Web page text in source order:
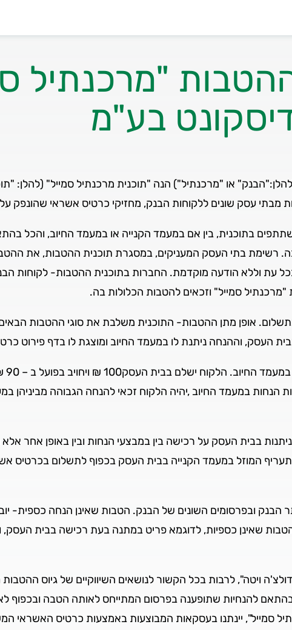
"מרכנתיל
בע"מ
או "מרכנתיל") הנה "תוכנית מרכנתיל סמייל" (להלן:
מבתי עסק שונים ללקוחות הבנק, מחזיקי כרטיס אשראי שהונפק על
בתוכנית, בין אם במעמד הקנייה או במעמד החיוב, והכל
רשימת בתי העסק המעניקים, במסגרת תוכנית ההטבות, את
עת וללא הודעה מוקדמת. החברות בתוכנית ההטבות- לקוחות
"מרכנתיל סמייל" וזכאים להטבות הכלולות בה.
אופן מתן ההטבות- התוכנית משלבת את סוגי ההטבות
העסק, וההנחה ניתנת לו במעמד החיוב ומוצגת לו בדף פירוט
הנחות במעמד החיוב ,יהיה הלקוח זכאי להנחה הגבוהה מביניהן
בבית העסק על רכישה בין במבצעי הנחות ובין באופן אחר
המוזל במעמד הקנייה בבית העסק בכפוף לתשלום בכרטיס
ובפרסומים השונים של הבנק. הטבות שאינן הנחה כספית-
שאינן כספיות, לדוגמא פריט במתנה בעת רכישה בבית
ויטה", לרבות בכל הקשור לנושאים השיווקיים של גיוס
להנחיות שתופענה בפרסום המתייחס לאותה הטבה ובכפוף
סמייל", יינתנו בעסקאות המבוצעות באמצעות כרטיס האשראי